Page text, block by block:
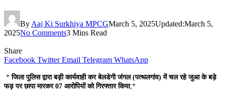
By Aaj Ki Surkhiya MPCGMarch 5, 2025Updated:March 5,
2025No Comments3 Mins Read
Share
Facebook Twitter Email Telegram WhatsApp
*जिला पुलिस द्वारा बड़ी कार्यवाही कर बेलडेगी जंगल (पत्थलगांव) में चल रहे जुआ के बड़े
फड़ पर छापा मारकर 07 आरोपियों को गिरफ्तार किया,*